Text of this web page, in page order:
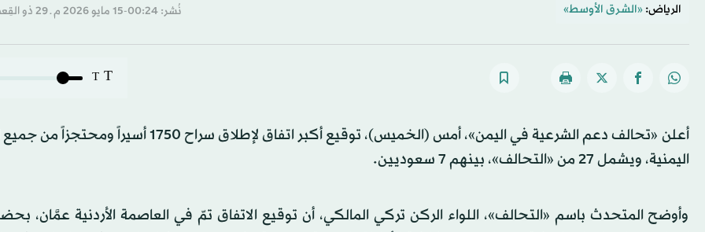
الرياض: «الشرق الأوسط» نُشر: 00:24-15 مايو 2026 م ـ 29 ذو القِعدة 1447 هـ
T
T
أعلن «تحالف دعم الشرعية في اليمن»، أمس (الخميس)، توقيع أكبر اتفاق لإطلاق سراح 1750
اليمنية، ويشمل 27 من «التحالف»، بينهم 7 سعوديين.
وأوضح المتحدث باسم «التحالف»، اللواء الركن تركي المالكي، أن توقيع الاتفاق تمّ في العاصمة الأردنية عمَّان،